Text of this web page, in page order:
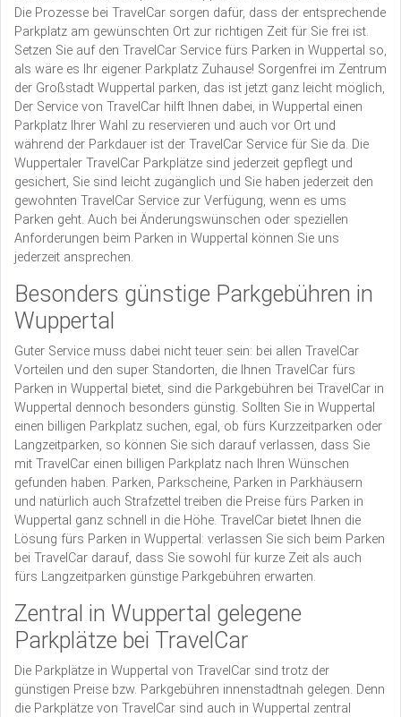
Die Prozesse bei TravelCar sorgen dafür, dass der entsprechende
Parkplatz am gewünschten Ort zur richtigen Zeit für Sie frei ist.
Setzen Sie auf den TravelCar Service fürs Parken in Wuppertal so,
als wäre es Ihr eigener Parkplatz Zuhause! Sorgenfrei im Zentrum
der Großstadt Wuppertal parken, das ist jetzt ganz leicht möglich,
Der Service von TravelCar hilft Ihnen dabei, in Wuppertal einen
Parkplatz Ihrer Wahl zu reservieren und auch vor Ort und
während der Parkdauer ist der TravelCar Service für Sie da. Die
Wuppertaler TravelCar Parkplätze sind jederzeit gepflegt und
gesichert, Sie sind leicht zugänglich und Sie haben jederzeit den
gewohnten TravelCar Service zur Verfügung, wenn es ums
Parken geht. Auch bei Änderungswünschen oder speziellen
Anforderungen beim Parken in Wuppertal können Sie uns
jederzeit ansprechen.
Besonders günstige Parkgebühren in
Wuppertal
Guter Service muss dabei nicht teuer sein: bei allen TravelCar
Vorteilen und den super Standorten, die Ihnen TravelCar fürs
Parken in Wuppertal bietet, sind die Parkgebühren bei TravelCar in
Wuppertal dennoch besonders günstig. Sollten Sie in Wuppertal
einen billigen Parkplatz suchen, egal, ob fürs Kurzzeitparken oder
Langzeitparken, so können Sie sich darauf verlassen, dass Sie
mit TravelCar einen billigen Parkplatz nach Ihren Wünschen
gefunden haben. Parken, Parkscheine, Parken in Parkhäusern
und natürlich auch Strafzettel treiben die Preise fürs Parken in
Wuppertal ganz schnell in die Höhe. TravelCar bietet Ihnen die
Lösung fürs Parken in Wuppertal: verlassen Sie sich beim Parken
bei TravelCar darauf, dass Sie sowohl für kurze Zeit als auch
fürs Langzeitparken günstige Parkgebühren erwarten.
Zentral in Wuppertal gelegene
Parkplätze bei TravelCar
Die Parkplätze in Wuppertal von TravelCar sind trotz der
günstigen Preise bzw. Parkgebühren innenstadtnah gelegen. Denn
die Parkplätze von TravelCar sind auch in Wuppertal zentral